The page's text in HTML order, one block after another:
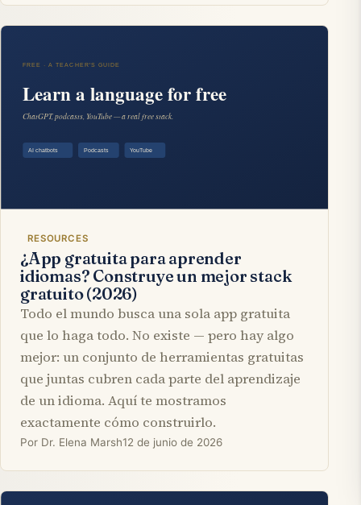
RESOURCES
¿App gratuita para aprender
idiomas? Construye un mejor stack
gratuito (2026)
Todo el mundo busca una sola app gratuita
que lo haga todo. No existe — pero hay algo
mejor: un conjunto de herramientas gratuitas
que juntas cubren cada parte del aprendizaje
de un idioma. Aquí te mostramos
exactamente cómo construirlo.
Por Dr. Elena Marsh12 de junio de 2026